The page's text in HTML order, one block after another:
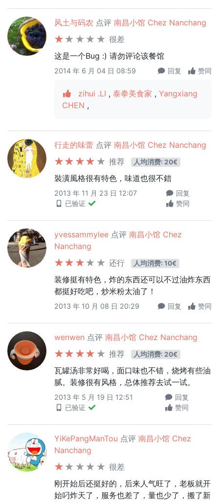
风土与码农 点评 南昌小馆 Chez Nanchang
很差
这是一个Bug :) 请勿评论该餐馆
2014 年 6 月 04 日 08:59 回复 赞同
zihui .LI , 泰拳美食家 , Yangxiang
CHEN ,
行走的味蕾 点评 南昌小馆 Chez Nanchang
推荐
人均消费: 20€
裝潢風格很有特色，味道也很不錯
2013 年 11 月 23 日 12:07
已验证
回复
赞同
yvessammylee 点评 南昌小馆 Chez
Nanchang
还行
人均消费: 10€
装修挺有特色，炸的东西还可以不过油炸东西
都挺好吃吧，炒米粉太油了！
2013 年 10 月 08 日 20:29 回复 赞同
wenwen 点评 南昌小馆 Chez Nanchang
推荐
人均消费: 20€
瓦罐汤非常好喝，面口味也不错，烧烤有些油
腻。装修很有风格，总体推荐去试一试。
2013 年 5 月 19 日 12:51
已验证
回复
赞同
YiKePangManTou 点评 南昌小馆 Chez
Nanchang
很差
刚开始后还挺好的，后来人气旺了，老板就开
始叼炸天了，服务也差了，量也少了，搬了新